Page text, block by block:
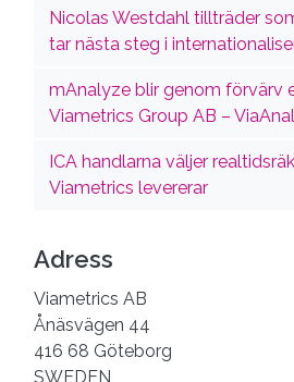
Nicolas Westdahl tillträder
tar nästa steg i
mAnalyze blir genom förvärv
Viametrics Group AB –
ICA handlarna väljer
Viametrics levererar
Adress
Viametrics AB
Ånäsvägen 44
416 68 Göteborg
SWEDEN